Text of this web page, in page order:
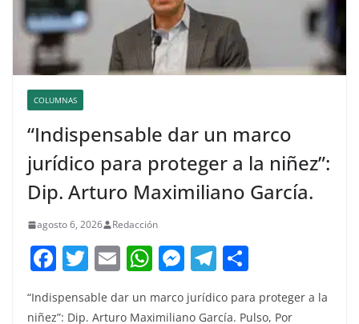
COLUMNAS
“Indispensable dar un marco
jurídico para proteger a la niñez”:
Dip. Arturo Maximiliano García.
agosto 6, 2026 Redacción
F
c
T
w
itt
E
ai
W
at
M
e
ss
T
e m
“Indispensable dar un marco jurídico para proteger a la
niñez”: Dip. Arturo Maximiliano García. Pulso, Por